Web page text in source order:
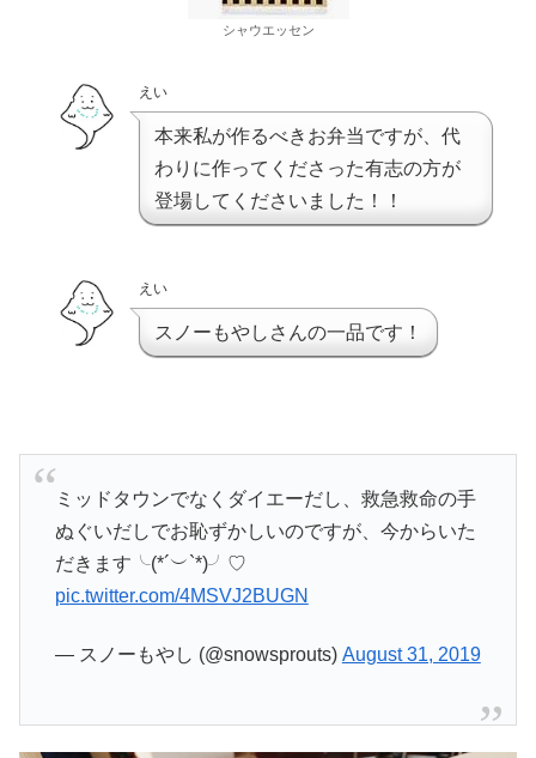
シャウエッセン
えい
本来私が作るべきお弁当ですが、代
わりに作ってくださった有志の方が
登場してくださいました！！
えい
スノーもやしさんの一品です！
ミッドタウンでなくダイエーだし、救急救命の手
ぬぐいだしでお恥ずかしいのですが、今からいた
だきます╰(*´︶`*)╯♡
pic.twitter.com/4MSVJ2BUGN
— スノーもやし (@snowsprouts) August 31, 2019